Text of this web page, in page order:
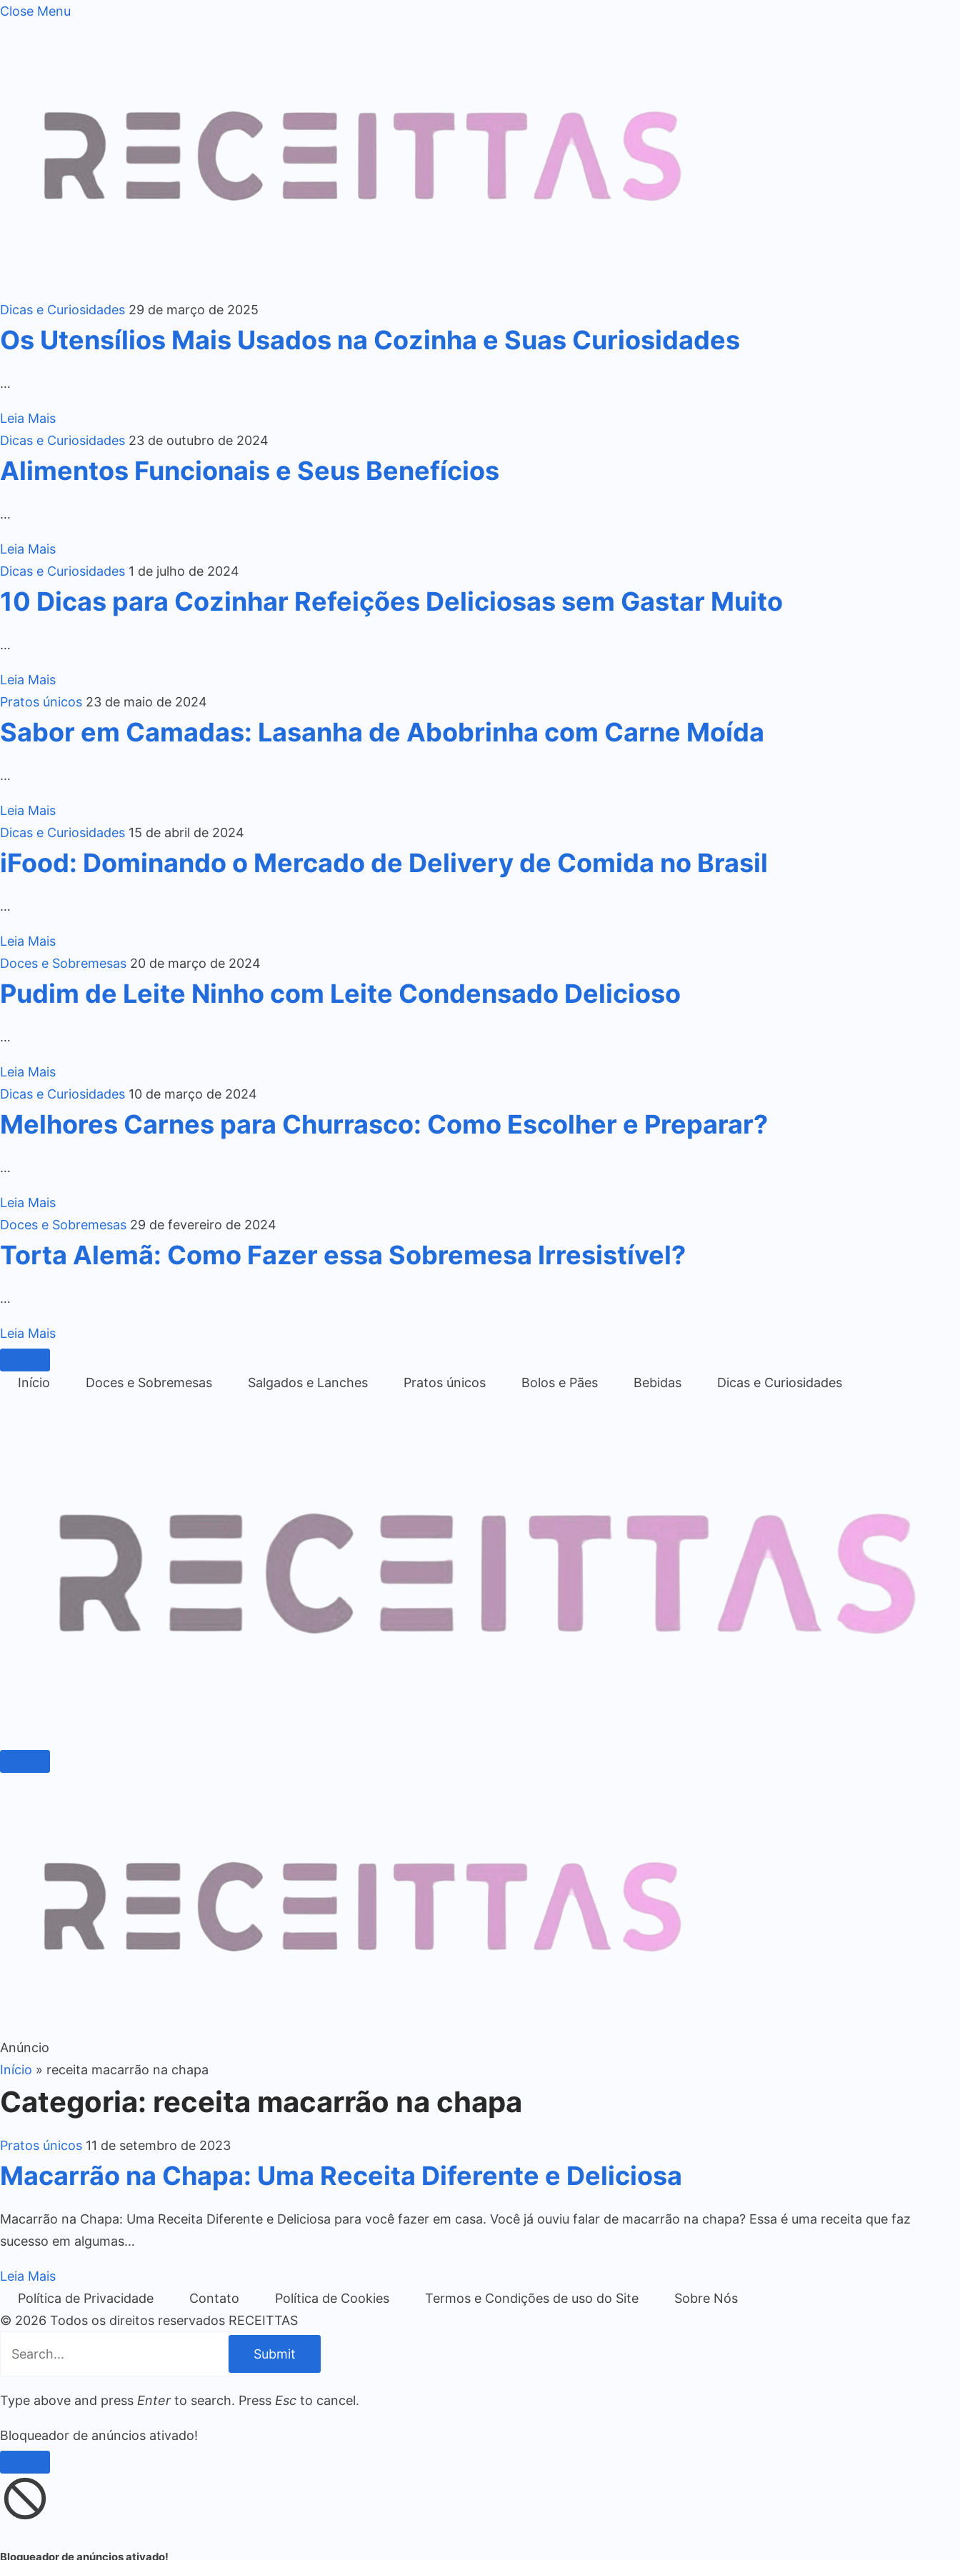
Close Menu
Dicas e Curiosidades 29 de março de 2025
Os Utensílios Mais Usados na Cozinha e Suas Curiosidades
…
Leia Mais
Dicas e Curiosidades 23 de outubro de 2024
Alimentos Funcionais e Seus Benefícios
…
Leia Mais
Dicas e Curiosidades 1 de julho de 2024
10 Dicas para Cozinhar Refeições Deliciosas sem Gastar Muito
…
Leia Mais
Pratos únicos 23 de maio de 2024
Sabor em Camadas: Lasanha de Abobrinha com Carne Moída
…
Leia Mais
Dicas e Curiosidades 15 de abril de 2024
iFood: Dominando o Mercado de Delivery de Comida no Brasil
…
Leia Mais
Doces e Sobremesas 20 de março de 2024
Pudim de Leite Ninho com Leite Condensado Delicioso
…
Leia Mais
Dicas e Curiosidades 10 de março de 2024
Melhores Carnes para Churrasco: Como Escolher e Preparar?
…
Leia Mais
Doces e Sobremesas 29 de fevereiro de 2024
Torta Alemã: Como Fazer essa Sobremesa Irresistível?
…
Leia Mais
Início Doces e Sobremesas Salgados e Lanches Pratos únicos Bolos e Pães Bebidas Dicas e Curiosidades
Anúncio
Início » receita macarrão na chapa
Categoria: receita macarrão na chapa
Pratos únicos 11 de setembro de 2023
Macarrão na Chapa: Uma Receita Diferente e Deliciosa
Macarrão na Chapa: Uma Receita Diferente e Deliciosa para você fazer em casa. Você já ouviu falar de macarrão na chapa? Essa é uma receita que faz
sucesso em algumas…
Leia Mais
Política de Privacidade
Contato Política de Cookies Termos e Condições de uso do Site
Sobre Nós
© 2026 Todos os direitos reservados RECEITTAS
Submit
Type above and press Enter to search. Press Esc to cancel.
Bloqueador de anúncios ativado!
Bloqueador de anúncios ativado!